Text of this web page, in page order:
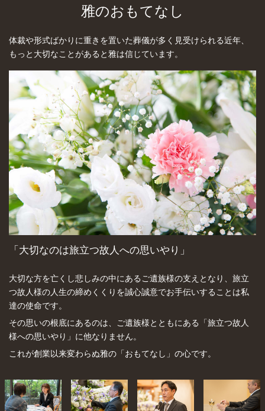
雅のおもてなし
体裁や形式ばかりに重きを置いた葬儀が多く見受けられる近年、
もっと大切なことがあると雅は信じています。
「大切なのは旅立つ故人への思いやり」
大切な方を亡くし悲しみの中にあるご遺族様の支えとなり、旅立
つ故人様の人生の締めくくりを誠心誠意でお手伝いすることは私
達の使命です。
その思いの根底にあるのは、ご遺族様とともにある「旅立つ故人
様への思いやり」に他なりません。
これが創業以来変わらぬ雅の「おもてなし」の心です。